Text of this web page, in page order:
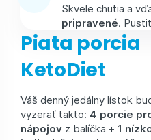
Skvele chutia a
pripravené.
Piata porcia
KetoDiet
Váš denný jedálny lístok
vyzerať takto: 4 porcie
nápojov z balíčka + 1